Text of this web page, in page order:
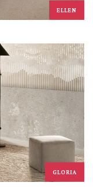
ELLEN
GLORIA